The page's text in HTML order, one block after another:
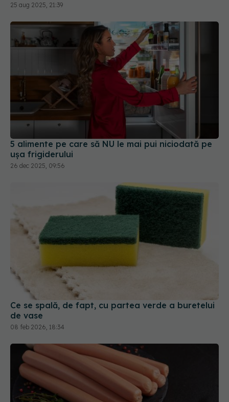
25 aug 2025, 21:39
5 alimente pe care să NU le mai pui niciodată pe
ușa frigiderului
26 dec 2025, 09:56
Ce se spală, de fapt, cu partea verde a buretelui
de vase
08 feb 2026, 18:34